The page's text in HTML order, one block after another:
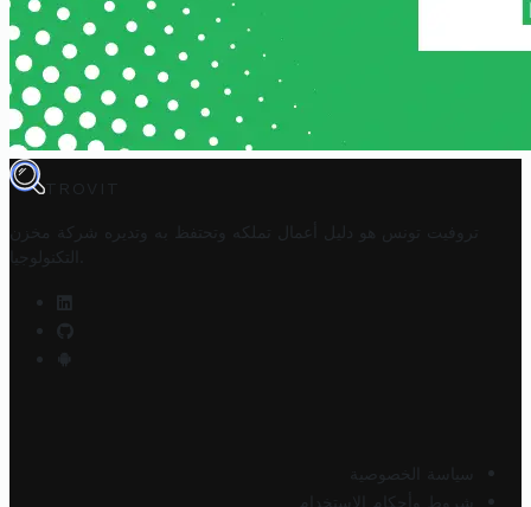
TROVIT
تروفيت تونس هو دليل أعمال تملكه وتحتفظ به وتديره
شركة مخزن
التكنولوجيا
سياسة الخصوصية
شروط وأحكام الاستخدام